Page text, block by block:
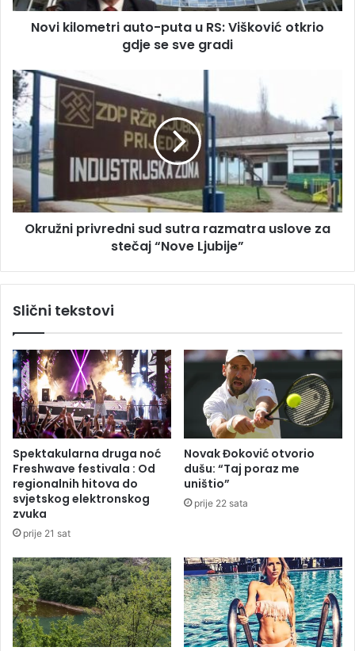
e
m
i
a
u
t
o
-
u
t
S
V
k
o
v
i
ć
o
t
k
r
i
o
d
j
e
s
e
s
Novi kilometri auto-puta u RS: Višković otkrio
gdje se sve gradi
O
k
r
u
ž
n
i
p
r
n
u
d
s
u
t
a
r
a
z
m
t
r
a
u
s
l
Okružni privredni sud sutra razmatra uslove za
stečaj “Nove Ljubije”
Slični tekstovi
Spektakularna druga noć
Freshwave festivala : Od
regionalnih hitova do
svjetskog elektronskog
zvuka
prije 21 sat
Novak Đoković otvorio
dušu: “Taj poraz me
uništio”
prije 22 sata